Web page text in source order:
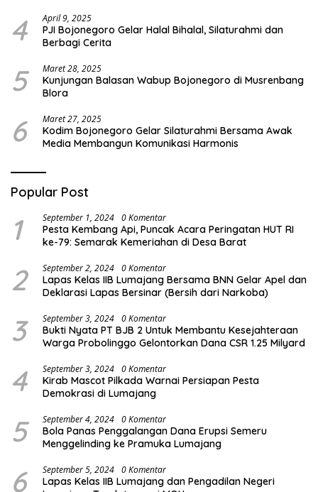
4 April 9, 2025
PJI Bojonegoro Gelar Halal Bihalal, Silaturahmi dan
Berbagi Cerita
5 Maret 28, 2025
Kunjungan Balasan Wabup Bojonegoro di Musrenbang
Blora
6 Maret 27, 2025
Kodim Bojonegoro Gelar Silaturahmi Bersama Awak
Media Membangun Komunikasi Harmonis
Popular Post
1 September 1, 2024 0 Komentar
Pesta Kembang Api, Puncak Acara Peringatan HUT RI
ke-79: Semarak Kemeriahan di Desa Barat
2 September 2, 2024 0 Komentar
Lapas Kelas IIB Lumajang Bersama BNN Gelar Apel dan
Deklarasi Lapas Bersinar (Bersih dari Narkoba)
3 September 3, 2024 0 Komentar
Bukti Nyata PT BJB 2 Untuk Membantu Kesejahteraan
Warga Probolinggo Gelontorkan Dana CSR 1.25 Milyard
4 September 3, 2024 0 Komentar
Kirab Mascot Pilkada Warnai Persiapan Pesta
Demokrasi di Lumajang
5 September 4, 2024 0 Komentar
Bola Panas Penggalangan Dana Erupsi Semeru
Menggelinding ke Pramuka Lumajang
6 September 5, 2024 0 Komentar
Lapas Kelas IIB Lumajang dan Pengadilan Negeri